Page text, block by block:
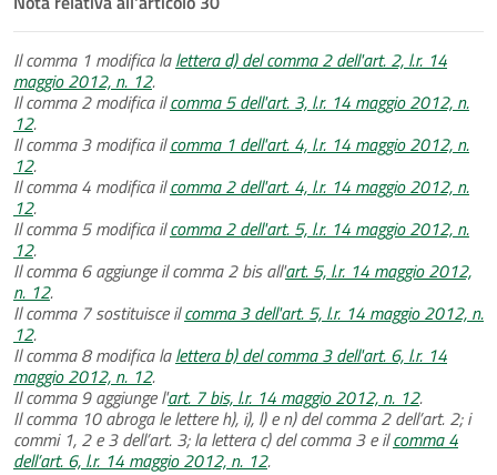
Il comma 1 modifica lalettera d) del comma 2 dell'art. 2, l.r. 14
maggio 2012, n. 12.
Il comma 2 modifica ilcomma 5 dell'art. 3, l.r. 14 maggio 2012, n.
12.
Il comma 3 modifica ilcomma 1 dell'art. 4, l.r. 14 maggio 2012, n.
12.
Il comma 4 modifica ilcomma 2 dell'art. 4, l.r. 14 maggio 2012, n.
12.
Il comma 5 modifica ilcomma 2 dell'art. 5, l.r. 14 maggio 2012, n.
12.
Il comma 6 aggiunge il comma 2 bis all'art. 5, l.r. 14 maggio 2012,
n. 12.
Il comma 7 sostituisce ilcomma 3 dell'art. 5, l.r. 14 maggio 2012, n.
12.
Il comma 8 modifica lalettera b) del comma 3 dell'art. 6, l.r. 14
maggio 2012, n. 12.
Il comma 9 aggiunge l'art. 7 bis, l.r. 14 maggio 2012, n. 12.
Il comma 10 abroga le lettere h), i), l) e n) del comma 2 dell’art. 2; i
commi 1, 2 e 3 dell’art. 3; la lettera c) del comma 3 e ilcomma 4
dell’art. 6, l.r. 14 maggio 2012, n. 12.